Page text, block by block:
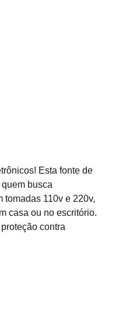
Esta fonte de
busca
110v e 220v,
casa ou no escritório.
contra